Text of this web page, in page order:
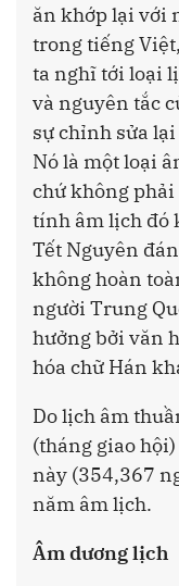
ăn khớp lại với
trong tiếng
ta nghĩ tới loại
và nguyên tắc
sự chỉnh sửa
Nó là một loại
chứ không phải
tính âm lịch đó
Tết Nguyên
không hoàn
người Trung
hưởng bởi văn
hóa chữ Hán
Do lịch âm
(tháng giao
này (354,367
năm âm lịch.
Âm dương lịch